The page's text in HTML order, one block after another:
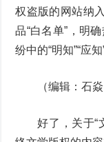
权盗版的网站纳
品“白名单”，明
纷中的“明知”“应
（编辑：石焱
好了，关于“